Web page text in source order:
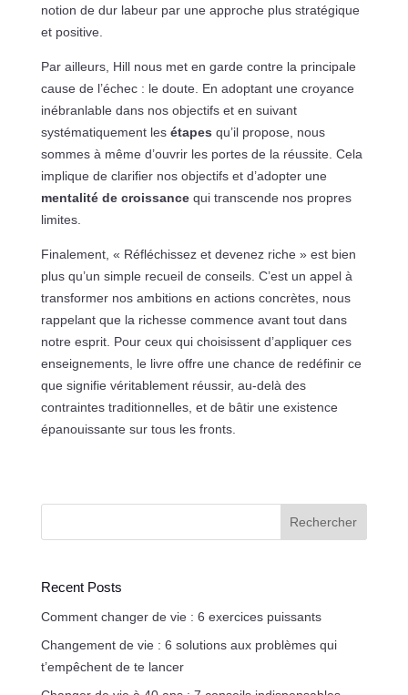
notion de dur labeur par une approche plus stratégique
et positive.
Par ailleurs, Hill nous met en garde contre la principale
cause de l’échec : le doute. En adoptant une croyance
inébranlable dans nos objectifs et en suivant
systématiquement les étapes qu’il propose, nous
sommes à même d’ouvrir les portes de la réussite. Cela
implique de clarifier nos objectifs et d’adopter une
mentalité de croissancequi transcende nos propres
limites.
Finalement, « Réfléchissez et devenez riche » est bien
plus qu’un simple recueil de conseils. C’est un appel à
transformer nos ambitions en actions concrètes, nous
rappelant que la richesse commence avant tout dans
notre esprit. Pour ceux qui choisissent d’appliquer ces
enseignements, le livre offre une chance de redéfinir ce
que signifie véritablement réussir, au-delà des
contraintes traditionnelles, et de bâtir une existence
épanouissante sur tous les fronts.
Rechercher
Recent Posts
Comment changer de vie : 6 exercices puissants
Changement de vie : 6 solutions aux problèmes qui
t’empêchent de te lancer